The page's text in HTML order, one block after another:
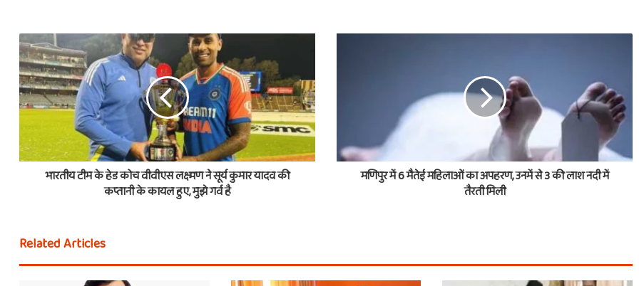
भारतीय टीम के हेड कोच वीवीएस लक्ष्मण ने सूर्य कुमार यादव की
कप्तानी के कायल हुए, मुझे गर्व है
मणिपुर में 6 मैतेई महिलाओं का अपहरण, उनमें से 3 की लाश नदी में
तैरती मिली
Related Articles